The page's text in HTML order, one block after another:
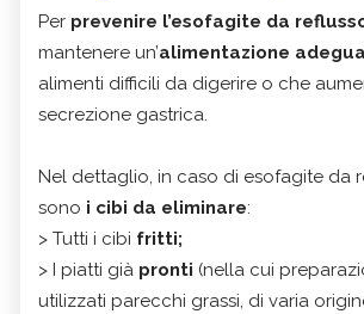
Per prevenire l’esofagite da
mantenere un’alimentazione
alimenti difficili da digerire o che
secrezione gastrica.
Nel dettaglio, in caso di esofagite da
sono i cibi da eliminare:
> Tutti i cibi fritti;
> I piatti già pronti (nella cui
utilizzati parecchi grassi, di varia